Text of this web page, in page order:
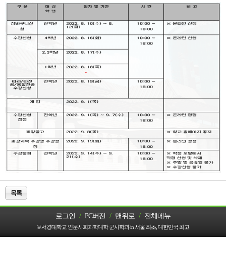
목록
로그인 / PC버전 / 맨위로 / 전체메뉴
© 서경대학교 인문사회과학대학 군사학과 in 서울 최초, 대한민국 최고